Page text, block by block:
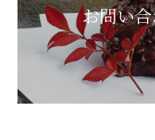
お問い